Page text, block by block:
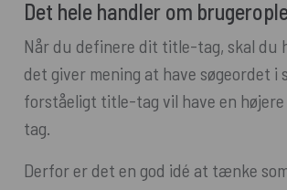
Det hele handler om
Når du definere dit title-tag, skal du
det giver mening at have søgeordet
forståeligt title-tag vil have en
tag.
Derfor er det en god idé at tænke